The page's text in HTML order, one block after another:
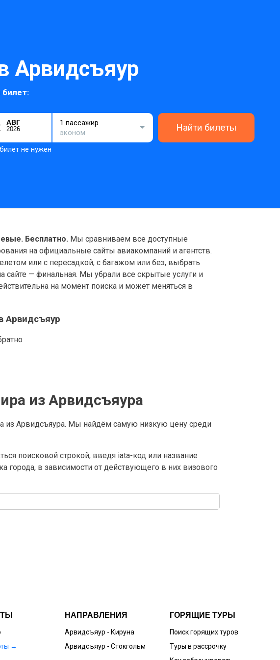
Арвидсъяур
АВГ
2026
1 пассажир
эконом
Найти билеты
не нужен
Бесплатно. Мы сравниваем все доступные
на официальные сайты авиакомпаний и агентств.
или с пересадкой, с багажом или без, выбрать
— финальная. Мы убрали все скрытые услуги и
на момент поиска и может меняться в
Арвидсъяур
из Арвидсъяура
Арвидсъяура. Мы найдём самую низкую цену среди
поисковой строкой, введя iata-код или название
города, в зависимости от действующего в них визового
→
НАПРАВЛЕНИЯ
Арвидсъяур - Кируна
Арвидсъяур - Стокгольм
ГОРЯЩИЕ ТУРЫ
Поиск горящих туров
Туры в рассрочку